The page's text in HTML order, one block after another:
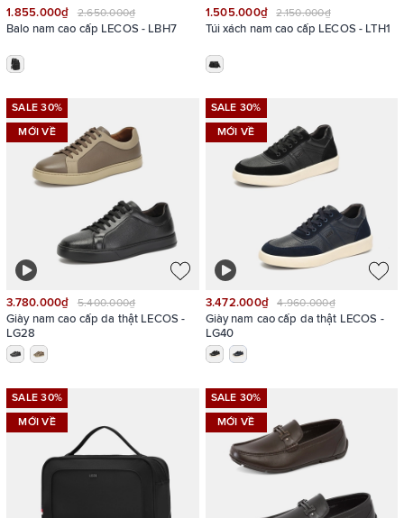
1.855.000₫ 2.650.000₫
Balo nam cao cấp LECOS - LBH7
1.505.000₫ 2.150.000₫
Túi xách nam cao cấp LECOS - LTH1
SALE 30%
MỚI VỀ
3.780.000₫ 5.400.000₫
Giày nam cao cấp da thật LECOS -
LG28
SALE 30%
MỚI VỀ
3.472.000₫ 4.960.000₫
Giày nam cao cấp da thật LECOS -
LG40
SALE 30%
MỚI VỀ
SALE 30%
MỚI VỀ